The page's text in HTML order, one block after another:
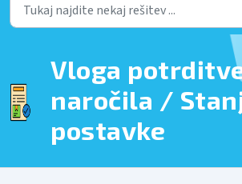
Vloga
naročila /
postavke